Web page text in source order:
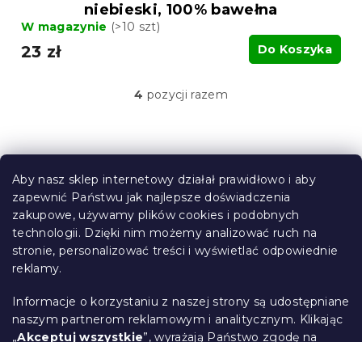
Aby nasz sklep internetowy działał prawidłowo i aby
zapewnić Państwu jak najlepsze doświadczenia
zakupowe, używamy plików cookies i podobnych
technologii. Dzięki nim możemy analizować ruch na
stronie, personalizować treści i wyświetlać odpowiednie
reklamy.
Informacje o korzystaniu z naszej strony są udostępniane
naszym partnerom reklamowym i analitycznym. Klikając
„Akceptuj wszystkie”, wyrażają Państwo zgodę na
niebieski, 100% bawełna
W magazynie (>10 szt)
23 zł Do Koszyka
K
t
o
l
k
i
l
i
y
4 pozycji razem
S
Informacje dla Ciebie
Śledzenie zamówienia
Opcje dostawy
Metody płatności
Reklamacje i zwroty towarów
Kontakt
Regulamin